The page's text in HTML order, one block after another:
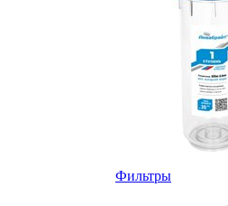
Фильтры